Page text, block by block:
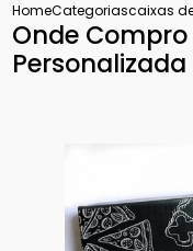
HomeCategoriascaixas
Onde